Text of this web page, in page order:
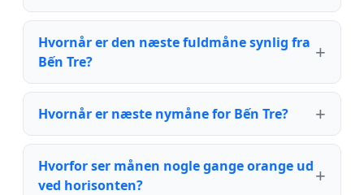
Hvornår er den næste fuldmåne synlig fra
Bến Tre?
Hvornår er næste nymåne for Bến Tre?
Hvorfor ser månen nogle gange orange ud
ved horisonten?